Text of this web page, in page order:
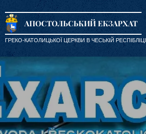
АПОСТОЛЬСЬКИЙ ЕКЗАРХАТ
ГРЕКО-КАТОЛИЦЬКОЇ ЦЕРКВИ В ЧЕСЬКІЙ РЕСПІБЛІЦІ